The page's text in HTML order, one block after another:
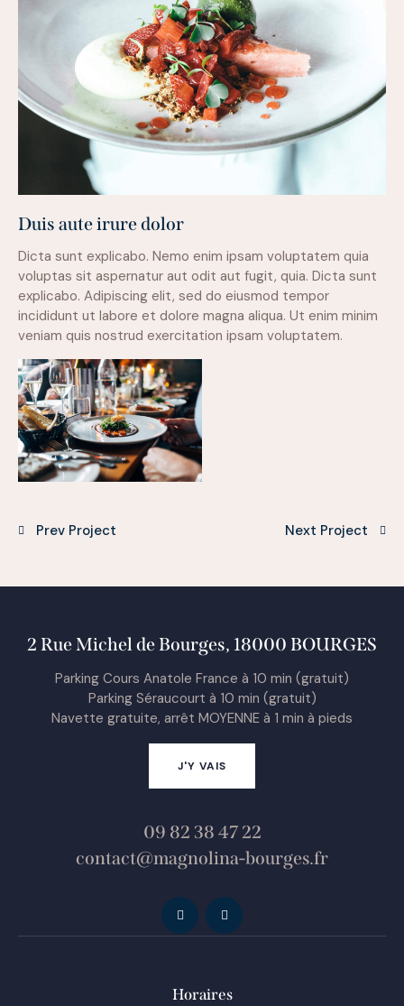
Duis aute irure dolor
Dicta sunt explicabo. Nemo enim ipsam voluptatem quia
voluptas sit aspernatur aut odit aut fugit, quia. Dicta sunt
explicabo. Adipiscing elit, sed do eiusmod tempor
incididunt ut labore et dolore magna aliqua. Ut enim minim
veniam quis nostrud exercitation ipsam voluptatem.
Prev Project Next Project
2 Rue Michel de Bourges, 18000 BOURGES
Parking Cours Anatole France à 10 min (gratuit)
Parking Séraucourt à 10 min (gratuit)
Navette gratuite, arrêt MOYENNE à 1 min à pieds
J'Y VAIS
09 82 38 47 22
contact@magnolina-bourges.fr
Horaires